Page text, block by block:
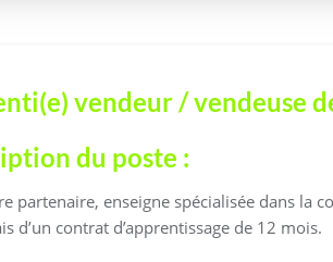
vendeur / vendeuse
du poste :
partenaire, enseigne spécialisée dans la
d’un contrat d’apprentissage de 12 mois.